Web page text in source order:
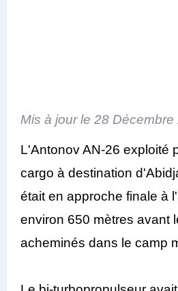
Mis à jour le 28 Décembre
L'Antonov AN-26 exploité
cargo à destination
était en approche finale à
environ 650 mètres avant
acheminés dans le camp